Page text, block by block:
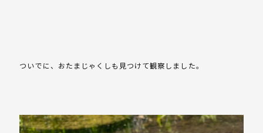
ついでに、おたまじゃくしも見つけて観察しました。